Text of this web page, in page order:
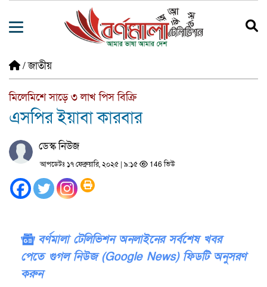
/জাতীয়
মিলেমিশে সাড়ে ৩ লাখ পিস বিক্রি
এসপির ইয়াবা কারবার
ডেস্ক নিউজ
আপডেটঃ ১৭ ফেব্রুয়ারি, ২০২৫ | ৯:১৫ 146 ভিউ
বর্ণমালা টেলিভিশন অনলাইনের সর্বশেষ খবর
পেতে গুগল নিউজ (Google News) ফিডটি অনুসরণ
করুন